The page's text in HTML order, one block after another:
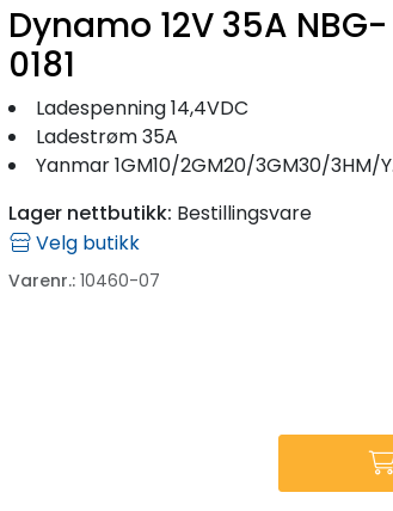
Dynamo 12V 35A NBG-
0181
Ladespenning 14,4VDC
Ladestrøm 35A
Yanmar 1GM10/2GM20/3GM30/3HM/YSB/YSE
Lager nettbutikk: Bestillingsvare
Velg butikk
Varenr.: 10460-07